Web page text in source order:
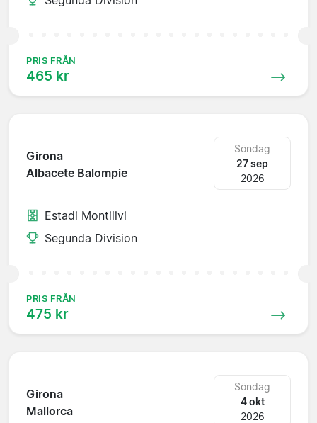
PRIS FRÅN
465 kr
Girona
Albacete Balompie
Söndag
27 sep
2026
Estadi Montilivi
Segunda Division
PRIS FRÅN
475 kr
Girona
Mallorca
Söndag
4 okt
2026